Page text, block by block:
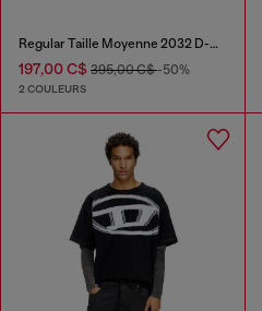
Regular Taille Moyenne 2032 D-Krooley Joggjeans®
197,00 C$ 395,00 C$-50%
2 COULEURS